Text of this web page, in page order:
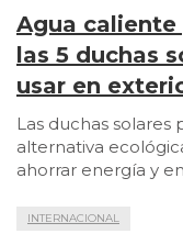
Agua
las 5 duchas
usar en
Las duchas
alternativa
ahorrar energía y
INTERNACIONAL